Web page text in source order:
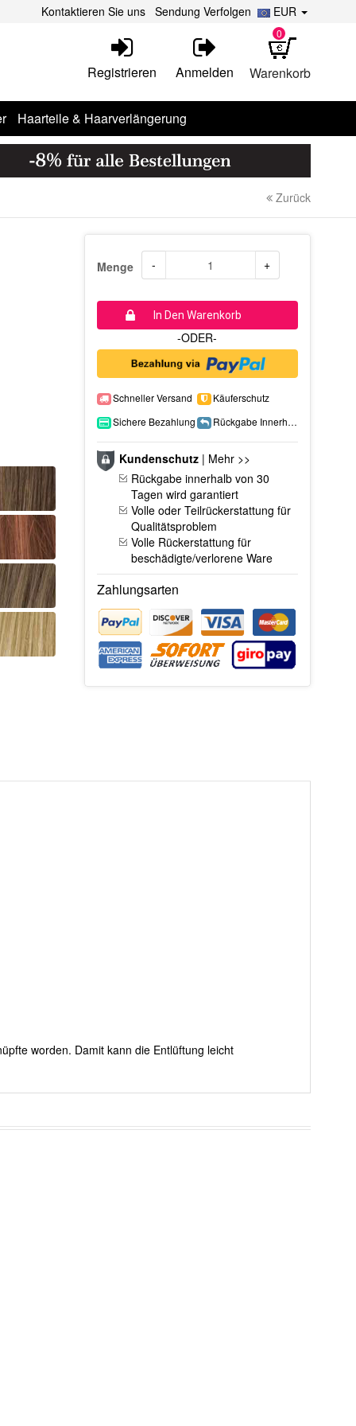
EUR
Kontaktieren Sie uns Sendung Verfolgen
Warenkorb
0
Registrieren Anmelden
Haarteile & Haarverlängerung
Zurück
Menge - +
In Den Warenkorb
-ODER-
Schneller Versand
Käuferschutz
Sichere Bezahlung
Rückgabe Innerhalb 15 Tage
Kundenschutz| Mehr >>
Rückgabe innerhalb von 30
Tagen wird garantiert
Volle oder Teilrückerstattung für
Qualitätsproblem
Volle Rückerstattung für
beschädigte/verlorene Ware
Zahlungsarten
worden. Damit kann die Entlüftung leicht